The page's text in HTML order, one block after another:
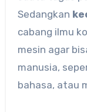
Sedangkan
cabang ilmu
mesin agar
manusia,
bahasa, atau